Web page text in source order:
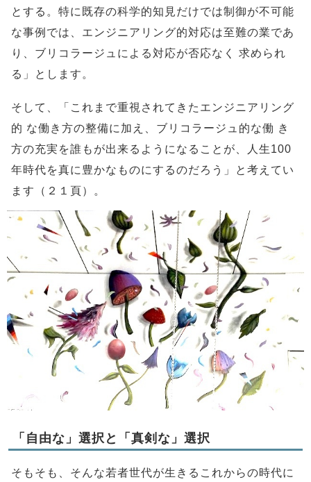
とする。特に既存の科学的知見だけでは制御が不可能
な事例では、エンジニアリング的対応は至難の業であ
り、ブリコラージュによる対応が否応なく 求められ
る」とします。
そして、「これまで重視されてきたエンジニアリング
的 な働き方の整備に加え、ブリコラージュ的な働 き
方の充実を誰もが出来るようになることが、人生100
年時代を真に豊かなものにするのだろう」と考えてい
ます（２１頁）。
「自由な」選択と「真剣な」選択
そもそも、そんな若者世代が生きるこれからの時代に